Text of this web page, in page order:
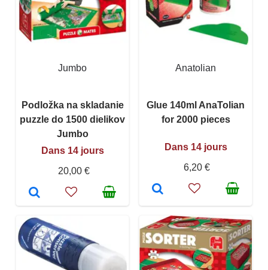
Jumbo
Podložka na skladanie
puzzle do 1500 dielikov
Jumbo
Dans 14 jours
20,00 €
Anatolian
Glue 140ml AnaTolian
for 2000 pieces
Dans 14 jours
6,20 €